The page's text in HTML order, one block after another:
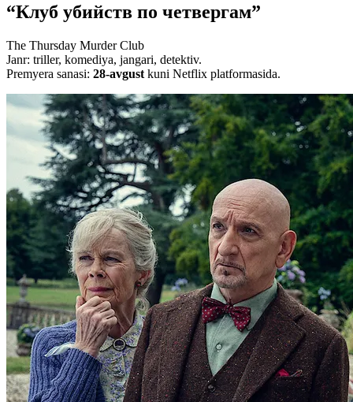
“Клуб убийств по четвергам”
The Thursday Murder Club
Janr: triller, komediya, jangari, detektiv.
Premyera sanasi: 28-avgust kuni Netflix platformasida.